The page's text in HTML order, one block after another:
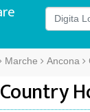
Marche Ancona